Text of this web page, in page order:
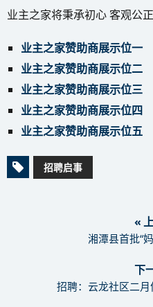
业主之家将秉承初心 客观公
业主之家赞助商展示位一
业主之家赞助商展示位二
业主之家赞助商展示位三
业主之家赞助商展示位四
业主之家赞助商展示位五
招聘启事
«
湘潭县首批“
下
招聘：云龙社区二